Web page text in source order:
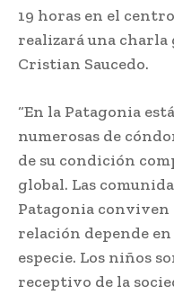
19 horas en el
realizará una
Cristian Saucedo.
“En la Patagonia
numerosas de
de su condición
global. Las
Patagonia conviven
relación depende
especie. Los niños
receptivo de la